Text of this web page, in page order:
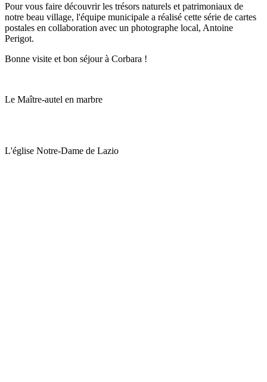
Pour vous faire découvrir les trésors naturels et patrimoniaux de
notre beau village, l'équipe municipale a réalisé cette série de cartes
postales en collaboration avec un photographe local, Antoine
Perigot.
Bonne visite et bon séjour à Corbara !
Le Maître-autel en marbre
L'église Notre-Dame de Lazio